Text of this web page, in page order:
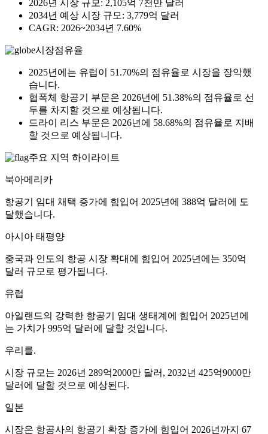
2026년 시장 규모: 2,105억 7천만 달러
2034년 예상 시장 규모: 3,779억 달러
CAGR: 2026~2034년 7.60%
시장점유율
2025년에는 유럽이 51.70%의 점유율로 시장을 장악했
습니다.
협폭체 항공기 부문은 2026년에 51.38%의 점유율로 선
두를 차지할 것으로 예상됩니다.
드라이 리스 부문은 2026년에 58.68%의 점유율로 지배
할 것으로 예상됩니다.
주요 지역 하이라이트
북아메리카
항공기 임대 채택 증가에 힘입어 2025년에 388억 달러에 도
달했습니다.
아시아 태평양
중국과 인도의 항공 시장 확대에 힘입어 2025년에는 350억
달러 규모로 평가됩니다.
유럽
아일랜드의 강력한 항공기 임대 생태계에 힘입어 2025년에
는 가치가 995억 달러에 달할 것입니다.
우리를.
시장 규모는 2026년 289억2000만 달러, 2032년 425억9000만
달러에 달할 것으로 예상된다.
일본
시장은 항공사의 항공기 확장 증가에 힘입어 2026년까지 67